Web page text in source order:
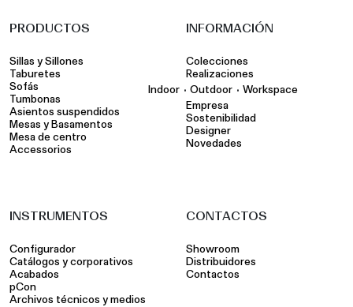
PRODUCTOS
Sillas y Sillones
Taburetes
Sofás
Tumbonas
Asientos suspendidos
Mesas y Basamentos
Mesa de centro
Accessorios
INFORMACIÓN
Colecciones
Realizaciones
Indoor • Outdoor • Workspace
Empresa
Sostenibilidad
Designer
Novedades
INSTRUMENTOS
Configurador
Catálogos y corporativos
Acabados
pCon
Archivos técnicos y medios
CONTACTOS
Showroom
Distribuidores
Contactos